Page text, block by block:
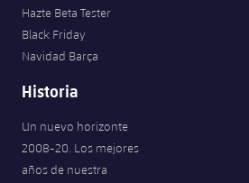
Hazte Beta Tester
Black Friday
Navidad Barça
Historia
Un nuevo horizonte
2008-20. Los mejores
años de nuestra